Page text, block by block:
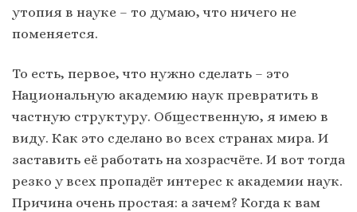
утопия в науке – то думаю, что ничего не
поменяется.
То есть, первое, что нужно сделать – это
Национальную академию наук превратить в
частную структуру. Общественную, я имею в
виду. Как это сделано во всех странах мира. И
заставить её работать на хозрасчёте. И вот тогда
резко у всех пропадёт интерес к академии наук.
Причина очень простая: а зачем? Когда к вам